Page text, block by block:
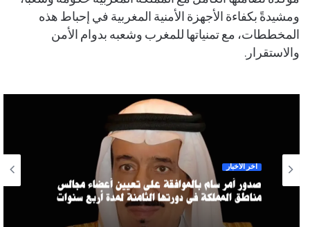
ومشيدةً بكفاءة الأجهزة الأمنية المغربية في إحباط هذه
المخططات، مع تمنياتها للمغرب وشعبه بدوام الأمن
والاستقرار.
آخر الأخبار
صدور أمر سام بالموافقة على تعيين أعضاء مجالس
مناطق المملكة في دورتها الثامنة لمدة أربع سنوات